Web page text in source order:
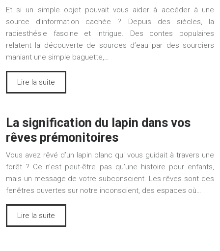
Et si un simple objet pouvait vous aider à accéder à une
source d’information cachée ? Depuis des siècles, la
radiesthésie fascine et intrigue. Des contes populaires
relatent la découverte de sources d’eau par des sourciers
maniant une simple baguette,…
Lire la suite
La signification du lapin dans vos
rêves prémonitoires
Vous avez rêvé d’un lapin blanc qui vous guidait à travers une
forêt ? Ce n’est peut-être pas qu’une histoire pour enfants,
mais un message de votre subconscient. Les rêves sont des
fenêtres ouvertes sur notre inconscient, des espaces où…
Lire la suite